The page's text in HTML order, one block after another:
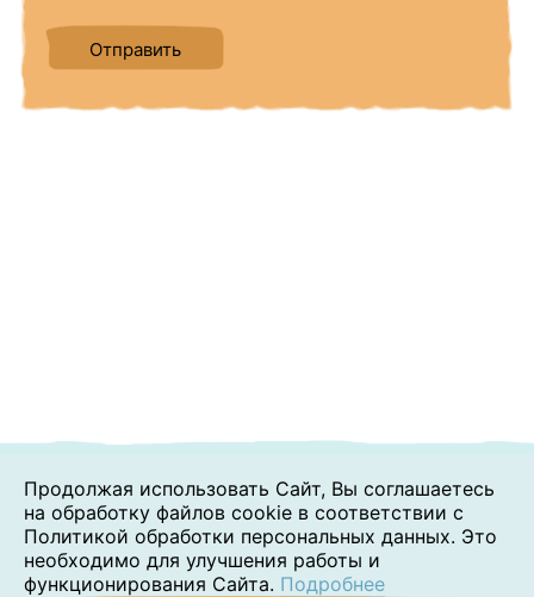
Продолжая использовать Сайт, Вы соглашаетесь
на обработку файлов cookie в соответствии с
Политикой обработки персональных данных. Это
необходимо для улучшения работы и
функционирования Сайта. Подробнее